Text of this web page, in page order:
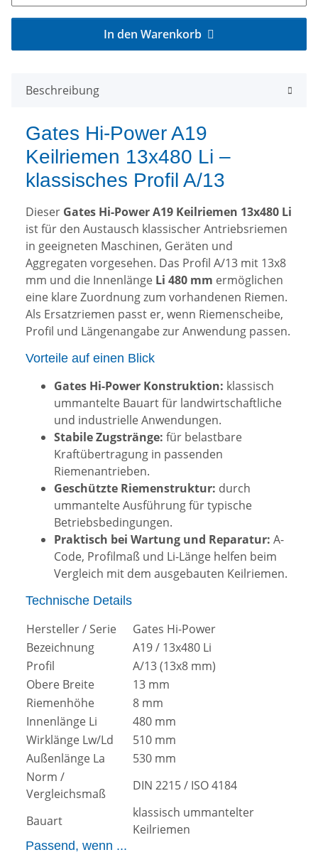
In den Warenkorb
Beschreibung
Gates Hi-Power A19
Keilriemen 13x480 Li –
klassisches Profil A/13
Dieser Gates Hi-Power A19 Keilriemen 13x480 Li
ist für den Austausch klassischer Antriebsriemen
in geeigneten Maschinen, Geräten und
Aggregaten vorgesehen. Das Profil A/13 mit 13x8
mm und die Innenlänge Li 480 mm ermöglichen
eine klare Zuordnung zum vorhandenen Riemen.
Als Ersatzriemen passt er, wenn Riemenscheibe,
Profil und Längenangabe zur Anwendung passen.
Vorteile auf einen Blick
Gates Hi-Power Konstruktion: klassisch
ummantelte Bauart für landwirtschaftliche
und industrielle Anwendungen.
Stabile Zugstränge: für belastbare
Kraftübertragung in passenden
Riemenantrieben.
Geschützte Riemenstruktur: durch
ummantelte Ausführung für typische
Betriebsbedingungen.
Praktisch bei Wartung und Reparatur: A-
Code, Profilmaß und Li-Länge helfen beim
Vergleich mit dem ausgebauten Keilriemen.
Technische Details
Hersteller / Serie
Gates Hi-Power
Bezeichnung
A19 / 13x480 Li
Profil
A/13 (13x8 mm)
Obere Breite
13 mm
Riemenhöhe
8 mm
Innenlänge Li
480 mm
Wirklänge Lw/Ld
510 mm
Außenlänge La
530 mm
Norm /
Vergleichsmaß
DIN 2215 / ISO 4184
Bauart
klassisch ummantelter
Keilriemen
Passend, wenn ...